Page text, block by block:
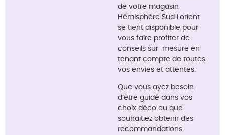
de votre magasin
Hémisphère Sud Lorient
se tient disponible pour
vous faire profiter de
conseils sur-mesure en
tenant compte de toutes
vos envies et attentes.
Que vous ayez besoin
d’être guidé dans vos
choix déco ou que
souhaitiez obtenir des
recommandations